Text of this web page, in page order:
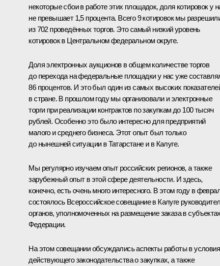
некоторые сбои в работе этих площадок, доля котировок у
не превышает 1,5 процента. Всего 9 котировок мы
из 702 проведённых торгов. Это самый низкий уровень
котировок в Центральном федеральном округе.
Доля электронных аукционов в общем количестве торгов
до перехода на федеральные площадки у нас уже
86 процентов. И это был один из самых высоких
в стране. В прошлом году мы организовали и электронные
торги при реализации контрактов по закупкам до 100 тысяч
рублей. Особенно это было интересно для предприятий
малого и среднего бизнеса. Этот опыт был только
до нынешней ситуации в Татарстане и в Калуге.
Мы регулярно изучаем опыт российских регионов, а также
зарубежный опыт в этой сфере деятельности. И здесь,
конечно, есть очень много интересного. В этом году в
состоялось Всероссийское совещание в Калуге
органов, уполномоченных на размещение заказа в
Федерации.
На этом совещании обсуждались аспекты работы в
действующего законодательства о закупках, а также